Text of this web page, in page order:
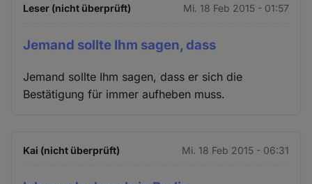
Leser (nicht überprüft) Mi. 18 Feb 2015 - 01:57
Jemand sollte Ihm sagen, dass
Jemand sollte Ihm sagen, dass er sich die
Bestätigung für immer aufheben muss.
Kai (nicht überprüft) Mi. 18 Feb 2015 - 06:31